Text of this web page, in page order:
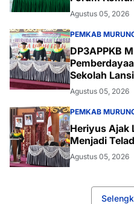
Palangka Raya
Agustus 05, 2026
PEMKAB
DP3APPKB
Sekolah
Kelulusan
Agustus 05, 2026
PEMKAB
Heriyus Ajak
Menjadi
Agustus 05, 2026